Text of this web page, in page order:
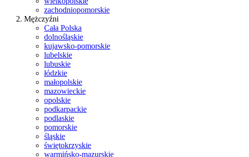
zachodniopomorskie
Mężczyźni
Cała Polska
dolnośląskie
kujawsko-pomorskie
lubelskie
lubuskie
łódzkie
małopolskie
mazowieckie
opolskie
podkarpackie
podlaskie
pomorskie
śląskie
świętokrzyskie
warmińsko-mazurskie